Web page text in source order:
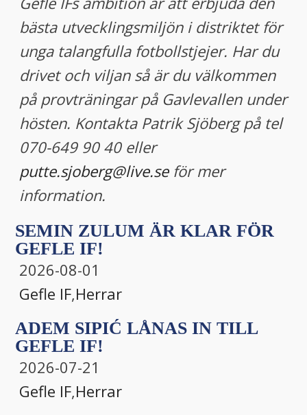
bästa utvecklingsmiljön i distriktet för
unga talangfulla fotbollstjejer. Har du
drivet och viljan så är du välkommen
på provträningar på Gavlevallen under
hösten. Kontakta Patrik Sjöberg på tel
070-649 90 40 eller
putte.sjoberg@live.seför mer
information.
SEMIN ZULUM ÄR KLAR FÖR
GEFLE IF!
2026-08-01
Gefle IF,Herrar
ADEM SIPIĆ LÅNAS IN TILL
GEFLE IF!
2026-07-21
Gefle IF,Herrar